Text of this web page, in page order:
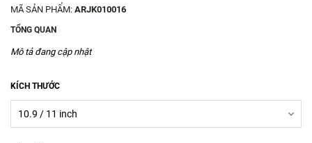
MÃ SẢN PHẨM: ARJK010016
TỔNG QUAN
Mô tả đang cập nhật
KÍCH THƯỚC